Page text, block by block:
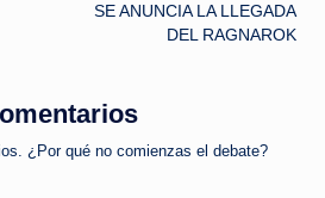
SE ANUNCIA LA LLEGADA
DEL RAGNAROK
¿Por qué no comienzas el debate?